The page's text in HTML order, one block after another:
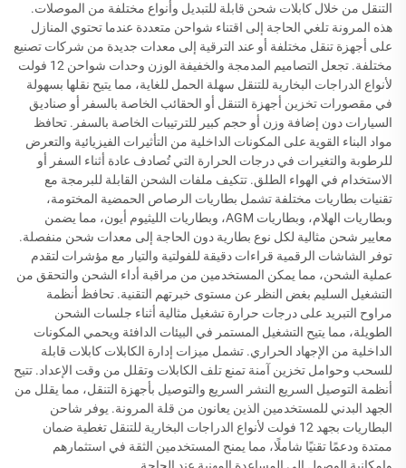
التنقل من خلال كابلات شحن قابلة للتبديل وأنواع مختلفة من الموصلات.
هذه المرونة تلغي الحاجة إلى اقتناء شواحن متعددة عندما تحتوي المنازل
على أجهزة تنقل مختلفة أو عند الترقية إلى معدات جديدة من شركات تصنيع
مختلفة. تجعل التصاميم المدمجة والخفيفة الوزن وحدات شواحن 12 فولت
لأنواع الدراجات البخارية للتنقل سهلة الحمل للغاية، مما يتيح نقلها بسهولة
في مقصورات تخزين أجهزة التنقل أو الحقائب الخاصة بالسفر أو صناديق
السيارات دون إضافة وزن أو حجم كبير للترتيبات الخاصة بالسفر. تحافظ
مواد البناء القوية على المكونات الداخلية من التأثيرات الفيزيائية والتعرض
للرطوبة والتغيرات في درجات الحرارة التي تُصادف عادة أثناء السفر أو
الاستخدام في الهواء الطلق. تتكيف ملفات الشحن القابلة للبرمجة مع
تقنيات بطاريات مختلفة تشمل بطاريات الرصاص الحمضية المختومة،
وبطاريات الهلام، وبطاريات AGM، وبطاريات الليثيوم أيون، مما يضمن
معايير شحن مثالية لكل نوع بطارية دون الحاجة إلى معدات شحن منفصلة.
توفر الشاشات الرقمية قراءات دقيقة للفولتية والتيار مع مؤشرات لتقدم
عملية الشحن، مما يمكن المستخدمين من مراقبة أداء الشحن والتحقق من
التشغيل السليم بغض النظر عن مستوى خبرتهم التقنية. تحافظ أنظمة
مراوح التبريد على درجات حرارة تشغيل مثالية أثناء جلسات الشحن
الطويلة، مما يتيح التشغيل المستمر في البيئات الدافئة ويحمي المكونات
الداخلية من الإجهاد الحراري. تشمل ميزات إدارة الكابلات كابلات قابلة
للسحب وحوامل تخزين آمنة تمنع تلف الكابلات وتقلل من وقت الإعداد. تتيح
أنظمة التوصيل السريع النشر السريع والتوصيل بأجهزة التنقل، مما يقلل من
الجهد البدني للمستخدمين الذين يعانون من قلة المرونة. يوفر شاحن
البطاريات بجهد 12 فولت لأنواع الدراجات البخارية للتنقل تغطية ضمان
ممتدة ودعمًا تقنيًا شاملًا، مما يمنح المستخدمين الثقة في استثمارهم